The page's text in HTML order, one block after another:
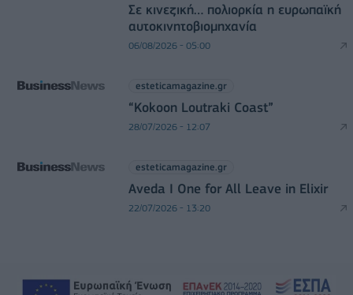
Σε κινεζική… πολιορκία η ευρωπαϊκή
αυτοκινητοβιομηχανία
06/08/2026 - 05:00
esteticamagazine.gr
“Kokoon Loutraki Coast”
28/07/2026 - 12:07
esteticamagazine.gr
Aveda I One for All Leave in Elixir
22/07/2026 - 13:20